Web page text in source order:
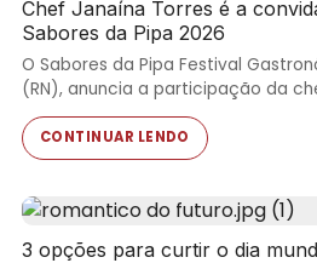
Chef Janaína Torres é a
Sabores da Pipa 2026
O Sabores da Pipa Festival
(RN), anuncia a participação da
CONTINUAR LENDO
3 opções para curtir o dia